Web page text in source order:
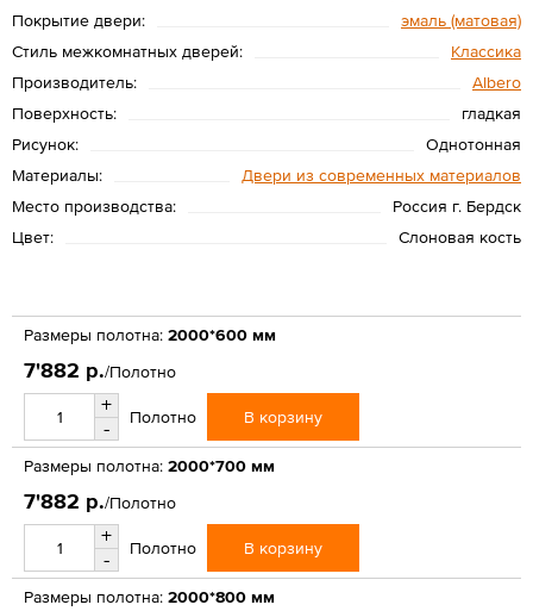
Покрытие двери:
эмаль (матовая)
Стиль межкомнатных дверей:
Классика
Производитель:
Albero
Поверхность:
гладкая
Рисунок:
Однотонная
Материалы:
Двери из современных материалов
Место производства:
Россия г. Бердск
Цвет:
Слоновая кость
Размеры полотна: 2000*600 мм
7'882 р./Полотно
+
-
Полотно В корзину
Размеры полотна: 2000*700 мм
7'882 р./Полотно
+
-
Полотно В корзину
Размеры полотна: 2000*800 мм